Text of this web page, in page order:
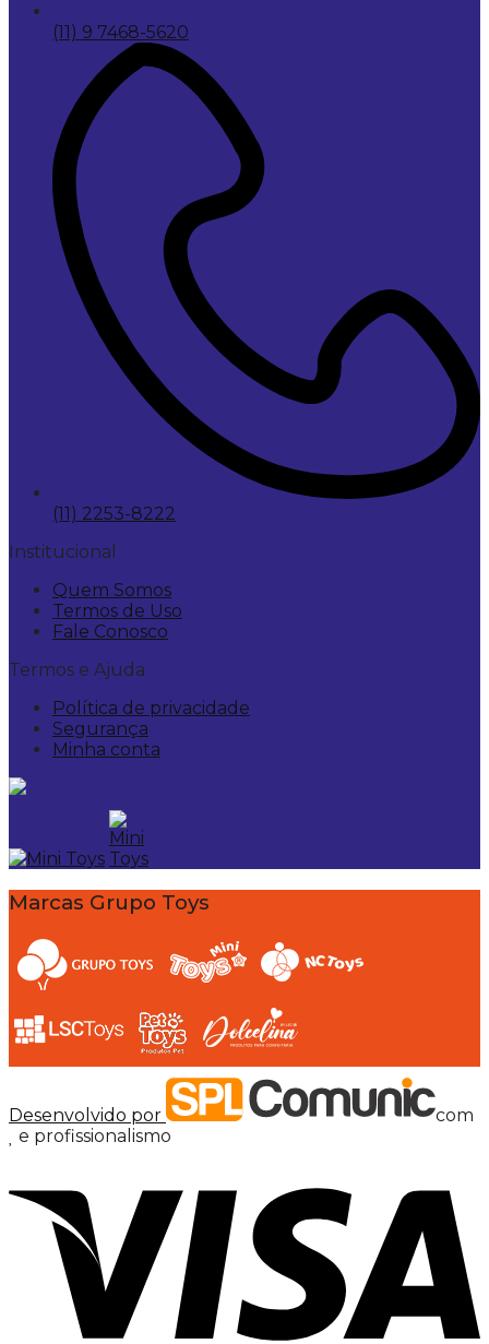
(11) 9 7468-5620
(11) 2253-8222
Institucional
Quem Somos
Termos de Uso
Fale Conosco
Termos e Ajuda
Política de privacidade
Segurança
Minha conta
Marcas Grupo Toys
Desenvolvido por
com
e profissionalismo